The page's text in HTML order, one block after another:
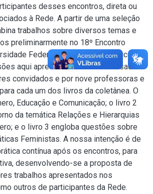
desses encontros, direta ou
à Rede. A partir de uma seleção
trabalhos sobre diversos temas e
preliminarmente no 18º Encontro
Federal Rural de Pernambuco,
aqui apresentadas foram revisadas
convidados e por nove professoras e
cada um dos livros da coletânea. O
Educação e Comunicação; o livro 2
da temática Relações e Hierarquias
e o livro 3 engloba questões sobre
Feministas. A nossa intenção é de
contínua após os encontros, para
desenvolvendo-se a proposta de
trabalhos apresentados nos
outros de participantes da Rede.